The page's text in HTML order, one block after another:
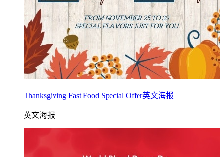
Thanksgiving Fast Food Special Offer英文海报
英文海报